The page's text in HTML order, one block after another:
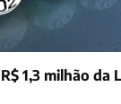
1,3 milhão da